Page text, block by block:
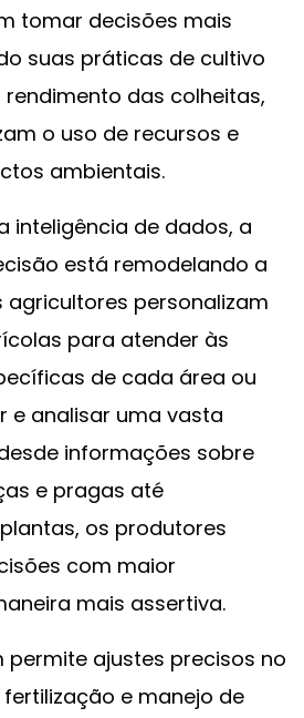
tomar decisões mais
suas práticas de cultivo
das colheitas,
o uso de recursos e
ambientais.
inteligência de dados, a
está remodelando a
personalizam
para atender às
de cada área ou
e analisar uma vasta
informações sobre
e pragas até
os produtores
com maior
mais assertiva.
permite ajustes precisos no
e manejo de